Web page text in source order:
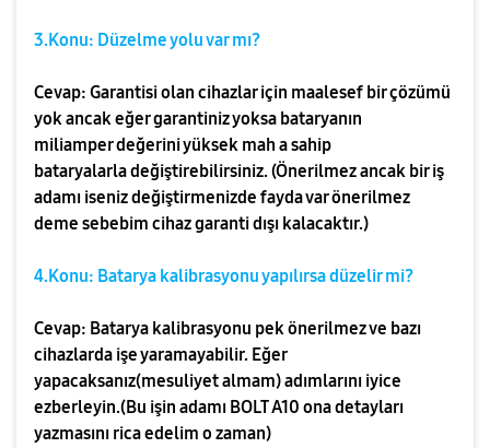
3.Konu: Düzelme yolu var mı?
Cevap: Garantisi olan cihazlar için maalesef bir çözümü
yok ancak eğer garantiniz yoksa bataryanın
miliamper değerini yüksek mah a sahip
bataryalarla değiştirebilirsiniz. (Önerilmez ancak bir iş
adamı iseniz değiştirmenizde fayda var önerilmez
deme sebebim cihaz garanti dışı kalacaktır.)
4.Konu: Batarya kalibrasyonu yapılırsa düzelir mi?
Cevap: Batarya kalibrasyonu pek önerilmez ve bazı
cihazlarda işe yaramayabilir. Eğer
yapacaksanız(mesuliyet almam) adımlarını iyice
ezberleyin.(Bu işin adamı BOLT A10 ona detayları
yazmasını rica edelim o zaman)